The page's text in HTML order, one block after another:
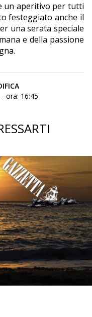
un aperitivo per tutti
festeggiato anche il
una serata speciale
e della passione
ora: 16:45